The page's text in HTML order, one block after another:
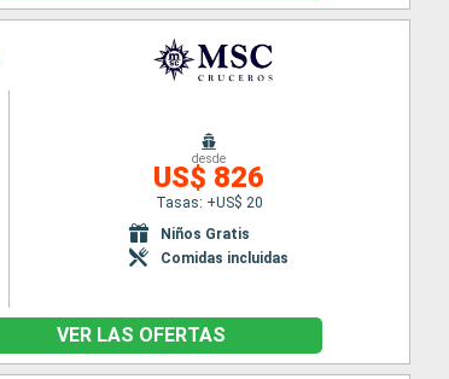
desde
US$ 826
Tasas: +US$ 20
Niños Gratis
Comidas incluidas
VER LAS OFERTAS